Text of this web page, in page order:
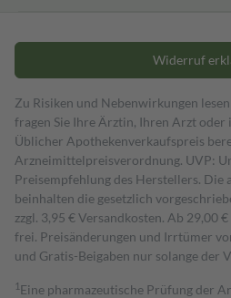
Widerruf
Zu Risiken und Nebenwirkungen
fragen Sie Ihre Ärztin, Ihren Arzt oder
Üblicher Apothekenverkaufspreis
Arzneimittelpreisverordnung. UVP:
Preisempfehlung des Herstellers. Die
beinhalten die gesetzlich
zzgl. 3,95 € Versandkosten. Ab 29,00
frei. Preisänderungen und Irrtümer
und Gratis-Beigaben nur solange der
1 Eine pharmazeutische Prüfung der